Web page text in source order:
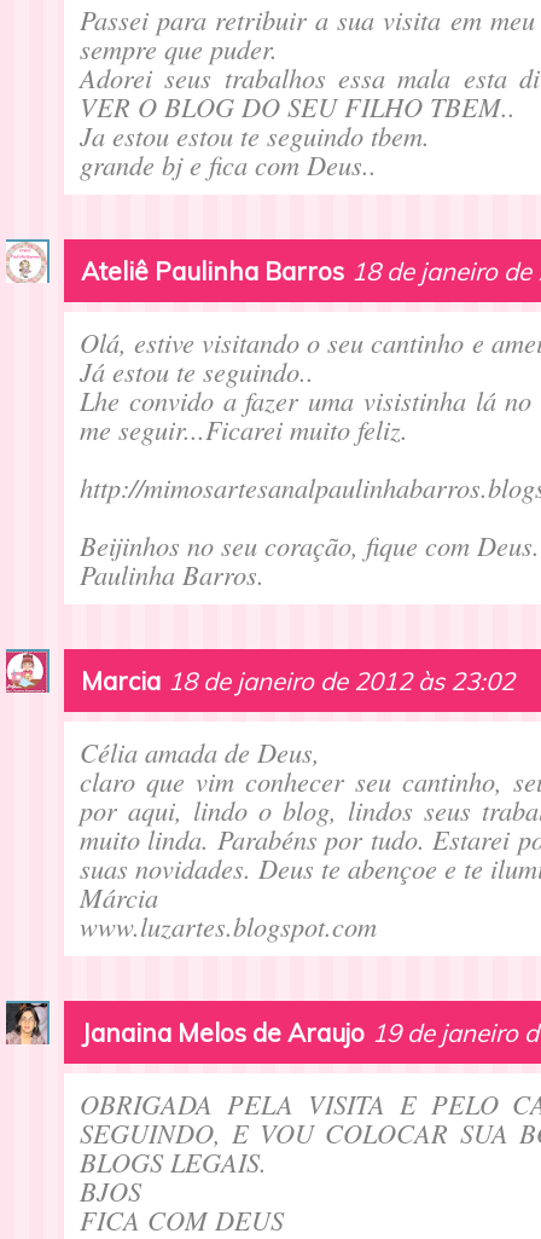
Passei para retribuir a sua visita em
sempre que puder.
Adorei seus trabalhos essa mala esta
VER O BLOG DO SEU FILHO TBEM..
Ja estou estou te seguindo tbem.
grande bj e fica com Deus..
Ateliê Paulinha Barros 18 de janeiro
Olá, estive visitando o seu cantinho e
Já estou te seguindo..
Lhe convido a fazer uma visistinha lá
me seguir...Ficarei muito feliz.
http://
Beijinhos no seu coração, fique com Deus.
Paulinha Barros.
Marcia 18 de janeiro de 2012 às 23:02
Célia amada de Deus,
claro que vim conhecer seu cantinho,
por aqui, lindo o blog, lindos seus
muito linda. Parabéns por tudo. Estarei
suas novidades. Deus te abençoe e te
Márcia
www.luzartes.blogspot.com
Janaina Melos de Araujo 19 de janeiro
OBRIGADA PELA VISITA E PELO
SEGUINDO, E VOU COLOCAR SUA
BLOGS LEGAIS.
BJOS
FICA COM DEUS